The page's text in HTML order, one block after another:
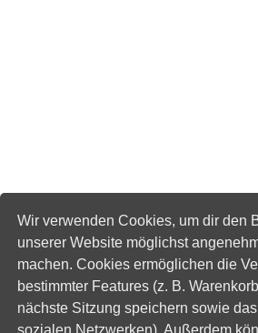
Wir verwenden Cookies, um dir den
unserer Website möglichst
machen. Cookies ermöglichen die
bestimmter Features (z. B.
nächste Sitzung speichern sowie
sozialen Netzwerken). Außerdem